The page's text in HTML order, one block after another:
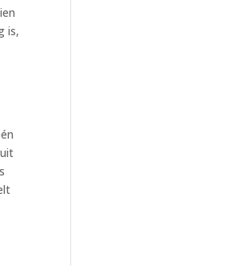
is,